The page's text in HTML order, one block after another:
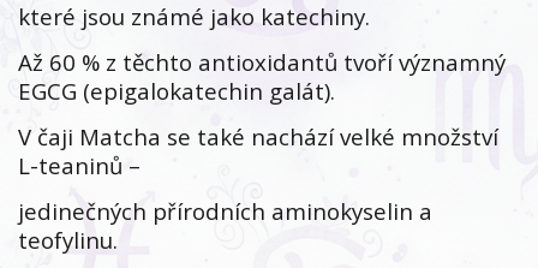
které jsou známé jako katechiny.
Až 60 % z těchto antioxidantů tvoří významný
EGCG (epigalokatechin galát).
V čaji Matcha se také nachází velké množství
L-teaninů –
jedinečných přírodních aminokyselin a
teofylinu.